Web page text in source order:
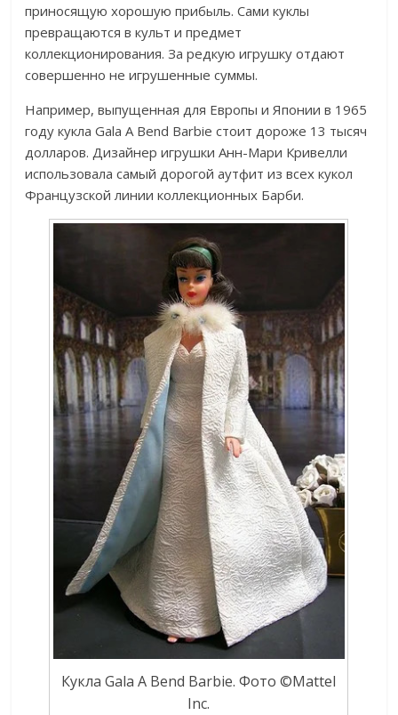
приносящую хорошую прибыль. Сами куклы
превращаются в культ и предмет
коллекционирования. За редкую игрушку отдают
совершенно не игрушенные суммы.
Например, выпущенная для Европы и Японии в 1965
году кукла Gala A Bend Barbie стоит дороже 13 тысяч
долларов. Дизайнер игрушки Анн-Мари Кривелли
использовала самый дорогой аутфит из всех кукол
Французской линии коллекционных Барби.
Кукла Gala A Bend Barbie. Фото ©Mattel
Inc.